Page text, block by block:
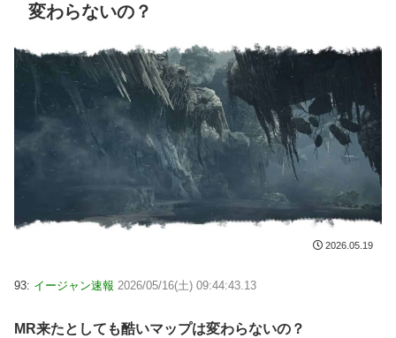
変わらないの？
2026.05.19
93: イージャン速報 2026/05/16(土) 09:44:43.13
MR来たとしても酷いマップは変わらないの？